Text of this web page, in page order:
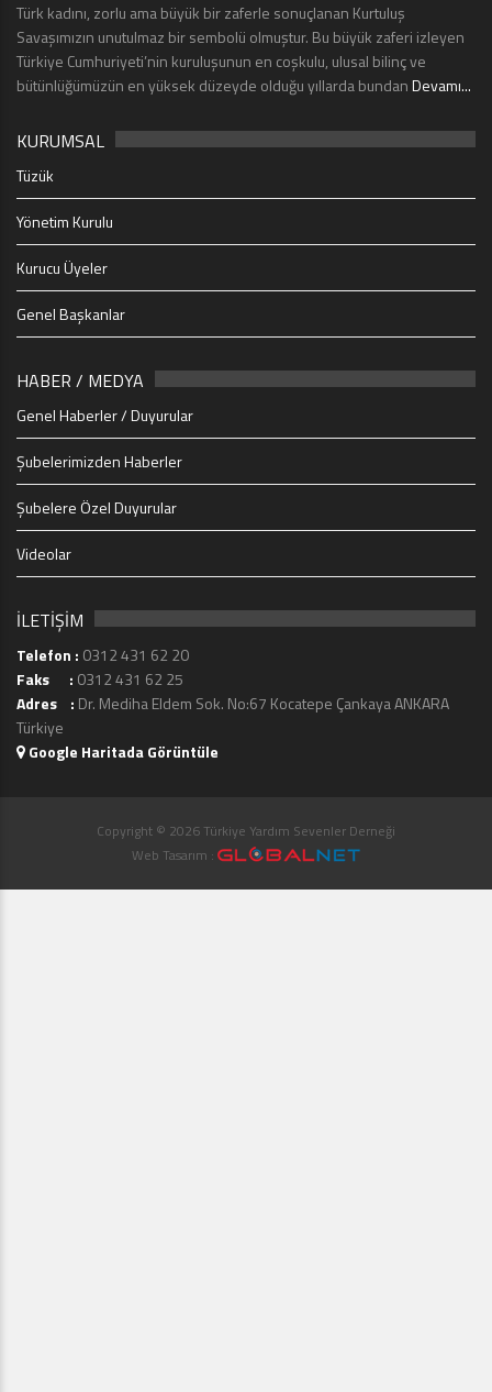
Türk kadını, zorlu ama büyük bir zaferle sonuçlanan Kurtuluş
Savaşımızın unutulmaz bir sembolü olmuştur. Bu büyük zaferi izleyen
Türkiye Cumhuriyeti’nin kuruluşunun en coşkulu, ulusal bilinç ve
bütünlüğümüzün en yüksek düzeyde olduğu yıllarda bundanDevamı...
KURUMSAL
Tüzük
Yönetim Kurulu
Kurucu Üyeler
Genel Başkanlar
HABER / MEDYA
Genel Haberler / Duyurular
Şubelerimizden Haberler
Şubelere Özel Duyurular
Videolar
İLETİŞİM
Telefon : 0312 431 62 20
Faks : 0312 431 62 25
Adres : Dr. Mediha Eldem Sok. No:67 Kocatepe Çankaya ANKARA
Türkiye
Google Haritada Görüntüle
Copyright © 2026 Türkiye Yardım Sevenler Derneği
Web Tasarım :